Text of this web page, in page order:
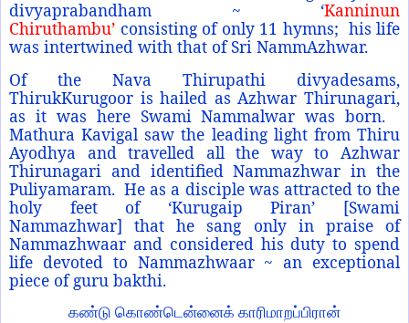
divyaprabandham ~ ‘Kanninun
Chiruthambu’ consisting of only 11 hymns; his life
was intertwined with that of Sri NammAzhwar.
Of the Nava Thirupathi divyadesams,
ThirukKurugoor is hailed as Azhwar Thirunagari,
as it was here Swami Nammalwar was born.
Mathura Kavigal saw the leading light from Thiru
Ayodhya and travelled all the way to Azhwar
Thirunagari and identified Nammazhwar in the
Puliyamaram. He as a disciple was attracted to the
holy feet of ‘Kurugaip Piran’ [Swami
Nammazhwar] that he sang only in praise of
Nammazhwaar and considered his duty to spend
life devoted to Nammazhwaar ~ an exceptional
piece of guru bakthi.
கண்டு கொண்டென்னைக் காரிமாறப்பிரான்